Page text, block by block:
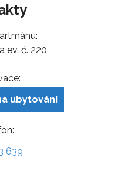
ev. č. 220
ubytování
639